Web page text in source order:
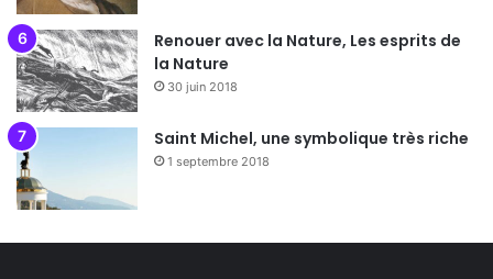
Renouer avec la Nature, Les esprits de
la Nature
30 juin 2018
Saint Michel, une symbolique très riche
1 septembre 2018